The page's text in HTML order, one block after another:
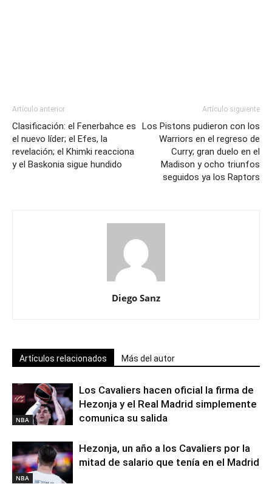
Artículo anterior
Clasificación: el Fenerbahce es
el nuevo líder; el Efes, la
revelación; el Khimki reacciona
y el Baskonia sigue hundido
Artículo siguiente
Los Pistons pudieron con los
Warriors en el regreso de
Curry; gran duelo en el
Madison y ocho triunfos
seguidos ya los Raptors
Diego Sanz
Artículos relacionados Más del autor
NBA
Los Cavaliers hacen oficial la firma de
Hezonja y el Real Madrid simplemente
comunica su salida
NBA
Hezonja, un año a los Cavaliers por la
mitad de salario que tenía en el Madrid